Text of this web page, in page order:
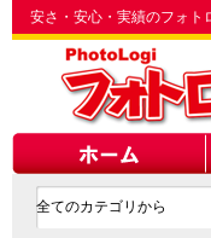
安さ・安心・実績のフォト